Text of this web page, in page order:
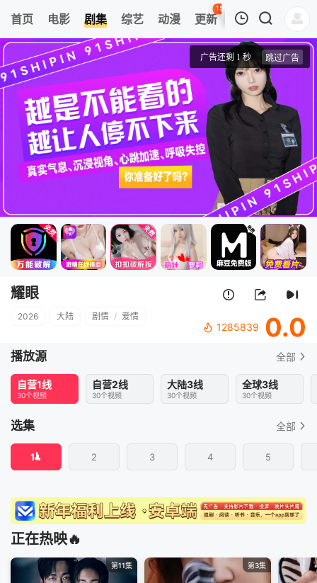
首页 电影 剧集 综艺 动漫 更新
150
热榜 APP
我的观影记录
1
耀眼
清空
耀眼
2026 大陆 剧情 / 爱情
1285839 0.0
播放源 全部
自营1线
30个视频
自营2线
30个视频
大陆3线
30个视频
全球3线
30个视频
选集 全部
1 2 3 4 5
正在热映🔥
第11集 第3集